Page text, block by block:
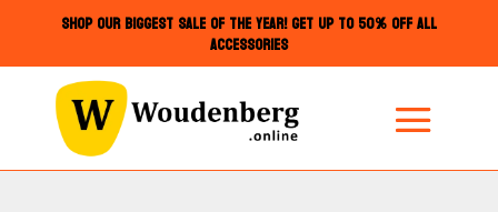
SHOP OUR BIGGEST SALE OF THE YEAR! GET UP TO 50% OFF ALL
ACCESSORIES